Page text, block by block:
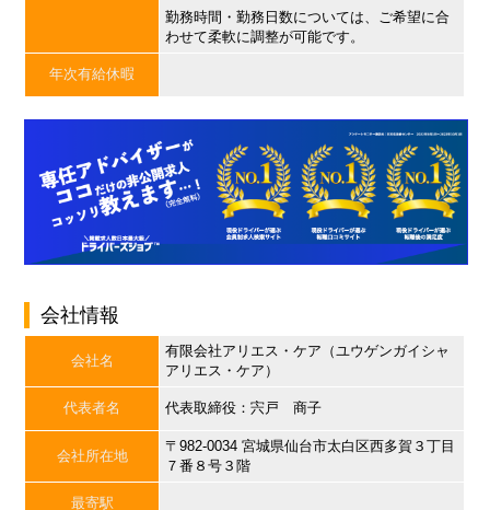
勤務時間・勤務日数については、ご希望に合
わせて柔軟に調整が可能です。
年次有給休暇
会社情報
会社名
有限会社アリエス・ケア（ユウゲンガイシャ
アリエス・ケア）
代表者名 代表取締役：宍戸 商子
会社所在地
〒982-0034 宮城県仙台市太白区西多賀３丁目
７番８号３階
最寄駅